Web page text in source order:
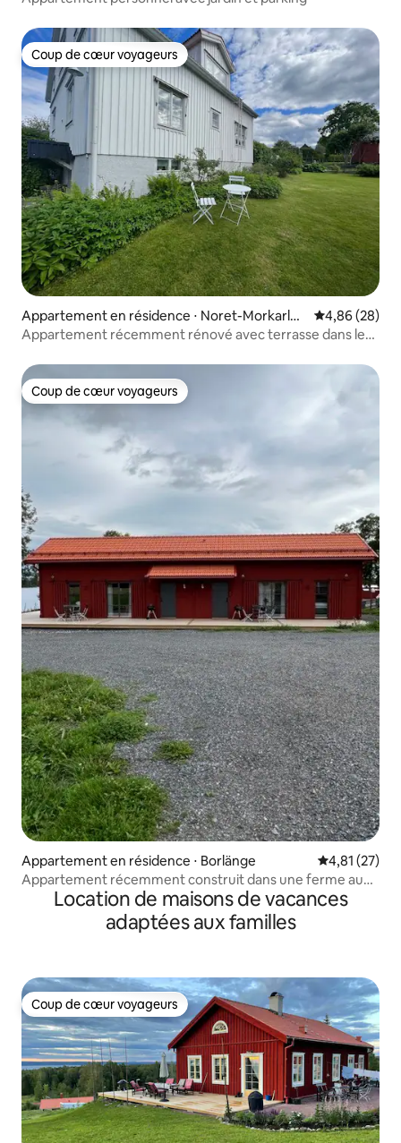
Coup de cœur voyageurs
Coup de cœur voyageurs
Appartement en résidence ⋅ Noret-Morkarlby
-Utmeland
Évaluation
4,86 (28)
Appartement récemment rénové avec terrasse dans le
Coup de cœur voyageurs
Coup de cœur voyageurs
Appartement en résidence ⋅ Borlänge Évaluation
4,81 (27)
Appartement récemment construit dans une ferme au
bord du lac Ösjön. Appartement A
Location de maisons de vacances
adaptées aux familles
Coup de cœur voyageurs
Coup de cœur voyageurs